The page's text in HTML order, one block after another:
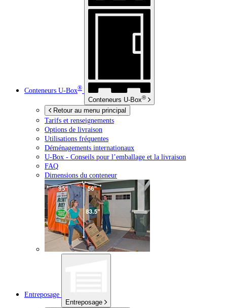
Conteneurs U-Box®
Conteneurs U-Box®
Retour au menu principal
Tarifs et renseignements
Options de livraison
Utilisations fréquentes
Déménagements internationaux
U-Box - Conseils pour l’emballage et la livraison
FAQ
Dimensions du conteneur
Entreposage
Entreposage